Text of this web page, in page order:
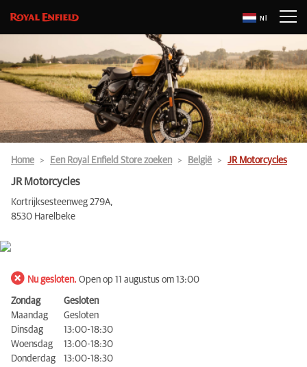
Nl
Home Een Royal Enfield Store zoeken België JR Motorcycles
JR Motorcycles
Kortrijksesteenweg 279A,
8530 Harelbeke
Nu gesloten. Open op 11 augustus om 13:00
Zondag
Gesloten
Maandag
Gesloten
Dinsdag
13:00-18:30
Woensdag
13:00-18:30
Donderdag
13:00-18:30